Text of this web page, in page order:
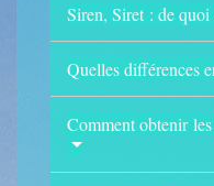
Siren, Siret : de
Quelles différences
Comment obtenir